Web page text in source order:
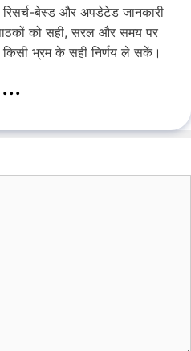
बेस्ड और अपडेटेड जानकारी
को सही, सरल और समय पर
किसी भ्रम के सही निर्णय ले सकें।
...